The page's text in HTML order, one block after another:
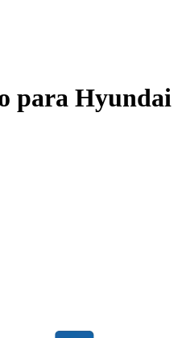
para Hyundai